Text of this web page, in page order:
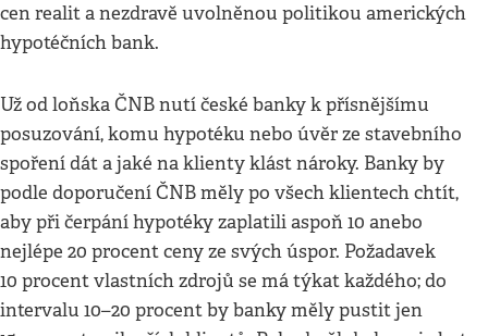
cen realit a nezdravě uvolněnou politikou amerických
hypotéčních bank.
Už od loňska ČNB nutí české banky k přísnějšímu
posuzování, komu hypotéku nebo úvěr ze stavebního
spoření dát a jaké na klienty klást nároky. Banky by
podle doporučení ČNB měly po všech klientech chtít,
aby při čerpání hypotéky zaplatili aspoň 10 anebo
nejlépe 20 procent ceny ze svých úspor. Požadavek
10 procent vlastních zdrojů se má týkat každého; do
intervalu 10–20 procent by banky měly pustit jen